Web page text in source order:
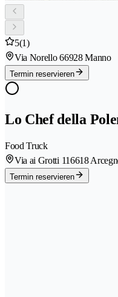
5(1)
Via Norello 66928 Manno
Termin reservieren
Lo Chef della
Food Truck
Via ai Grotti 116618
Termin reservieren